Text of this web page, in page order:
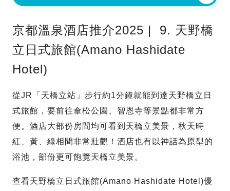
店
京都溫泉酒店推介2025 | 9. 天野橋
立日式旅館(Amano Hashidate
Hotel)
從JR「天橋立站」步行約1分鐘就能到達天野橋立日
式旅館，要前往傘松公園、智恩寺等景點都非常方
便。酒店大部份房間均可看到天橋立美景，秋天時
紅、黃、綠相間非常壯觀！酒店也有以神話為原型的
浴池，部份更可飽覽天橋立美景。
查看天野橋立日式旅館(Amano Hashidate Hotel)優